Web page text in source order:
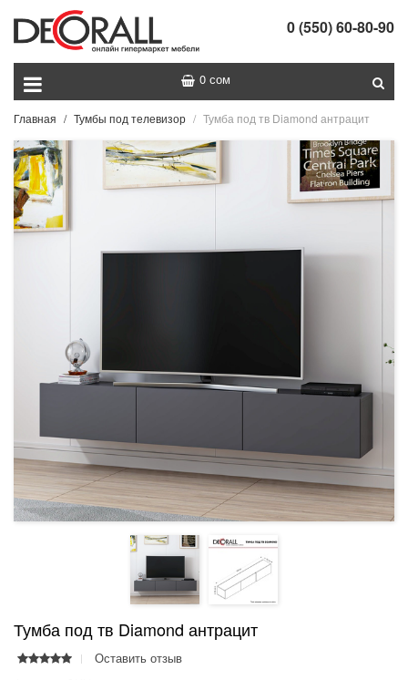
0 (550) 60-80-90
0 сом
Главная Тумбы под телевизор Тумба под тв Diamond антрацит
Тумба под тв Diamond антрацит
Оставить отзыв